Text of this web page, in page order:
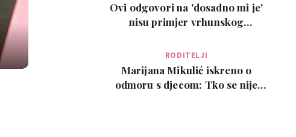
Ovi odgovori na 'dosadno mi je'
nisu primjer vrhunskog
RODITELJI
Marijana Mikulić iskreno o
odmoru s djecom: Tko se nije